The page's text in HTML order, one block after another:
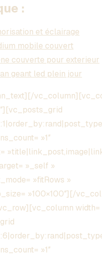
:
et éclairage
mobile couvert
couverte pour exterieur
geant led plein jour
»1″
»_self »
»fitRows »
»100×100″][/
width=
»1″